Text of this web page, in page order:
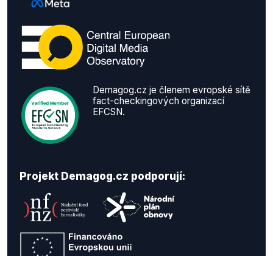
Demagog.cz je členem evropské sítě
fact-checkingových organizací
EFCSN.
Projekt Demagog.cz podporují: